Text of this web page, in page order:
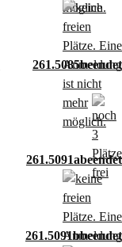
261.5085
261.5091a
261.5091b